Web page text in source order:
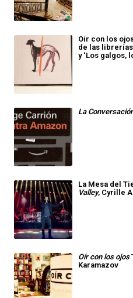
Oír con los
de las
y ‘Los galgos,
La
La Mesa del
Valley, Cyrille
Oír con los ojos
Karamazov